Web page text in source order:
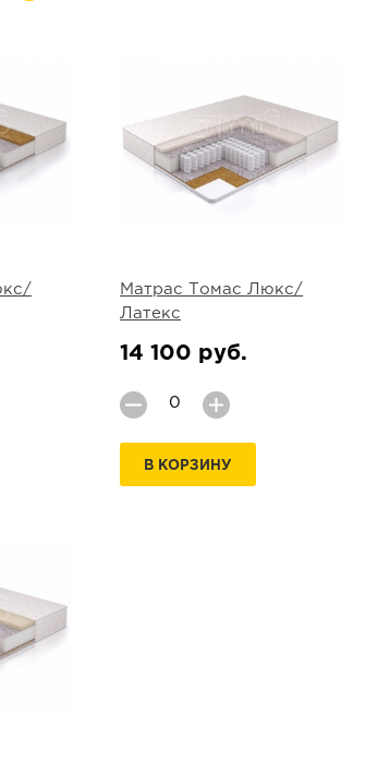
Матрас Томас Люкс/
Латекс
14 100 руб.
В КОРЗИНУ